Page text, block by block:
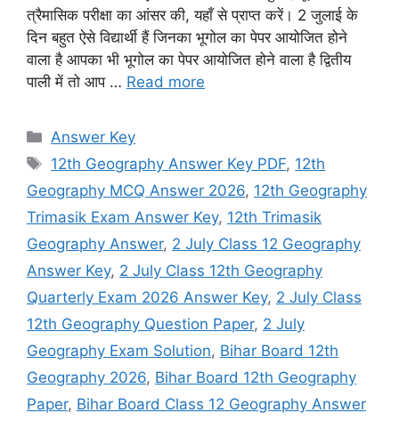
त्रैमासिक परीक्षा का आंसर की, यहाँ से प्राप्त करें। 2 जुलाई के
दिन बहुत ऐसे विद्यार्थी हैं जिनका भूगोल का पेपर आयोजित होने
वाला है आपका भी भूगोल का पेपर आयोजित होने वाला है द्वितीय
पाली में तो आप … Read more
Categories
Answer Key
Tags
12th Geography Answer Key PDF, 12th
Geography MCQ Answer 2026, 12th Geography
Trimasik Exam Answer Key, 12th Trimasik
Geography Answer, 2 July Class 12 Geography
Answer Key, 2 July Class 12th Geography
Quarterly Exam 2026 Answer Key, 2 July Class
12th Geography Question Paper, 2 July
Geography Exam Solution, Bihar Board 12th
Geography 2026, Bihar Board 12th Geography
Paper, Bihar Board Class 12 Geography Answer